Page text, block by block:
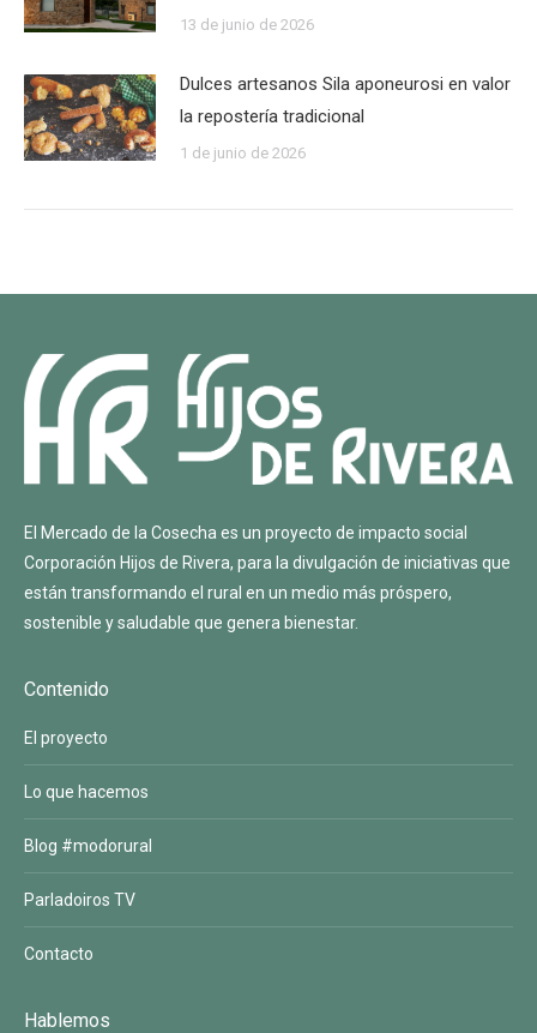
13 de junio de 2026
Dulces artesanos Sila aponeurosi en valor
la repostería tradicional
1 de junio de 2026
El Mercado de la Cosecha es un proyecto de impacto social
Corporación Hijos de Rivera, para la divulgación de iniciativas que
están transformando el rural en un medio más próspero,
sostenible y saludable que genera bienestar.
Contenido
El proyecto
Lo que hacemos
Blog #modorural
Parladoiros TV
Contacto
Hablemos